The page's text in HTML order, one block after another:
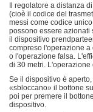
Il regolatore a distanza
(cioè il codice del
messi come codice
possono essere
il dispositivo
compreso l'operazione
o l'operazione falsa.
di 30 metri.
Se il dispositivo è
«sbloccano» il bottone
poi per premere il
dispositivo.